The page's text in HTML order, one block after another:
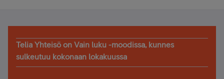
Telia Yhteisö on Vain luku -moodissa, kunnes
sulkeutuu kokonaan lokakuussa